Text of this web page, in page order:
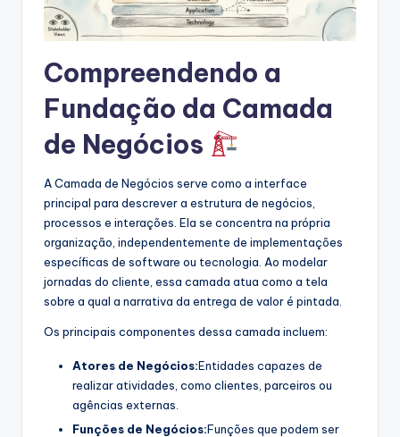
w
d
Compreendendo a
Fundação da Camada
de Negócios
A Camada de Negócios serve como a interface
principal para descrever a estrutura de negócios,
processos e interações. Ela se concentra na própria
organização, independentemente de implementações
específicas de software ou tecnologia. Ao modelar
jornadas do cliente, essa camada atua como a tela
sobre a qual a narrativa da entrega de valor é pintada.
Os principais componentes dessa camada incluem:
Atores de Negócios:Entidades capazes de
realizar atividades, como clientes, parceiros ou
agências externas.
Funções de Negócios:Funções que podem ser